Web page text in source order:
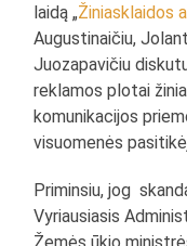
laidą „Žiniasklaidos
Augustinaičiu,
Juozapavičiu
reklamos plotai
komunikacijos
visuomenės
Priminsiu, jog
Vyriausiasis
Žemės ūkio